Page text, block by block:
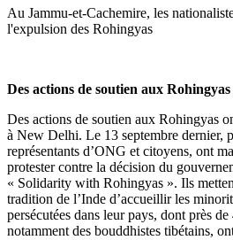
Au Jammu-et-Cachemire, les
l'expulsion des Rohingyas
Des actions de soutien aux Rohingyas
Des actions de soutien aux Rohingyas
à New Delhi. Le 13 septembre dernier,
représentants d’ONG et citoyens, ont
protester contre la décision du
« Solidarity with Rohingyas ». Ils
tradition de l’Inde d’accueillir les
persécutées dans leur pays, dont près
notamment des bouddhistes tibétains,